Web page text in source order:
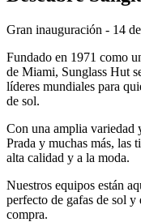
Gran inauguración - 14
Fundado en 1971 como
de Miami, Sunglass Hut
líderes mundiales para
de sol.
Con una amplia variedad
Prada y muchas más, las
alta calidad y a la moda.
Nuestros equipos están
perfecto de gafas de sol
compra.